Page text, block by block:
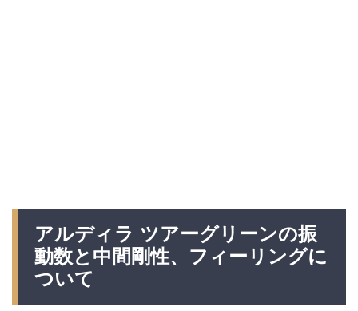
アルディラ ツアーグリーンの振
動数と中間剛性、フィーリングに
ついて